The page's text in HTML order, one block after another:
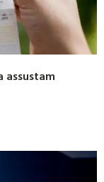
assustam